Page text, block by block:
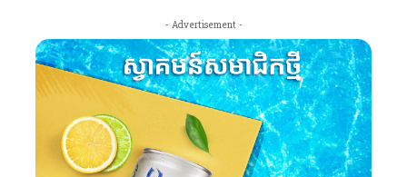
- Advertisement -